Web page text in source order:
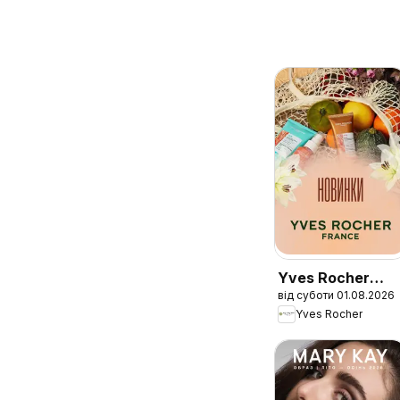
Yves Rocher
Поточний
каталог
від суботи 01.08.2026
Yves Rocher